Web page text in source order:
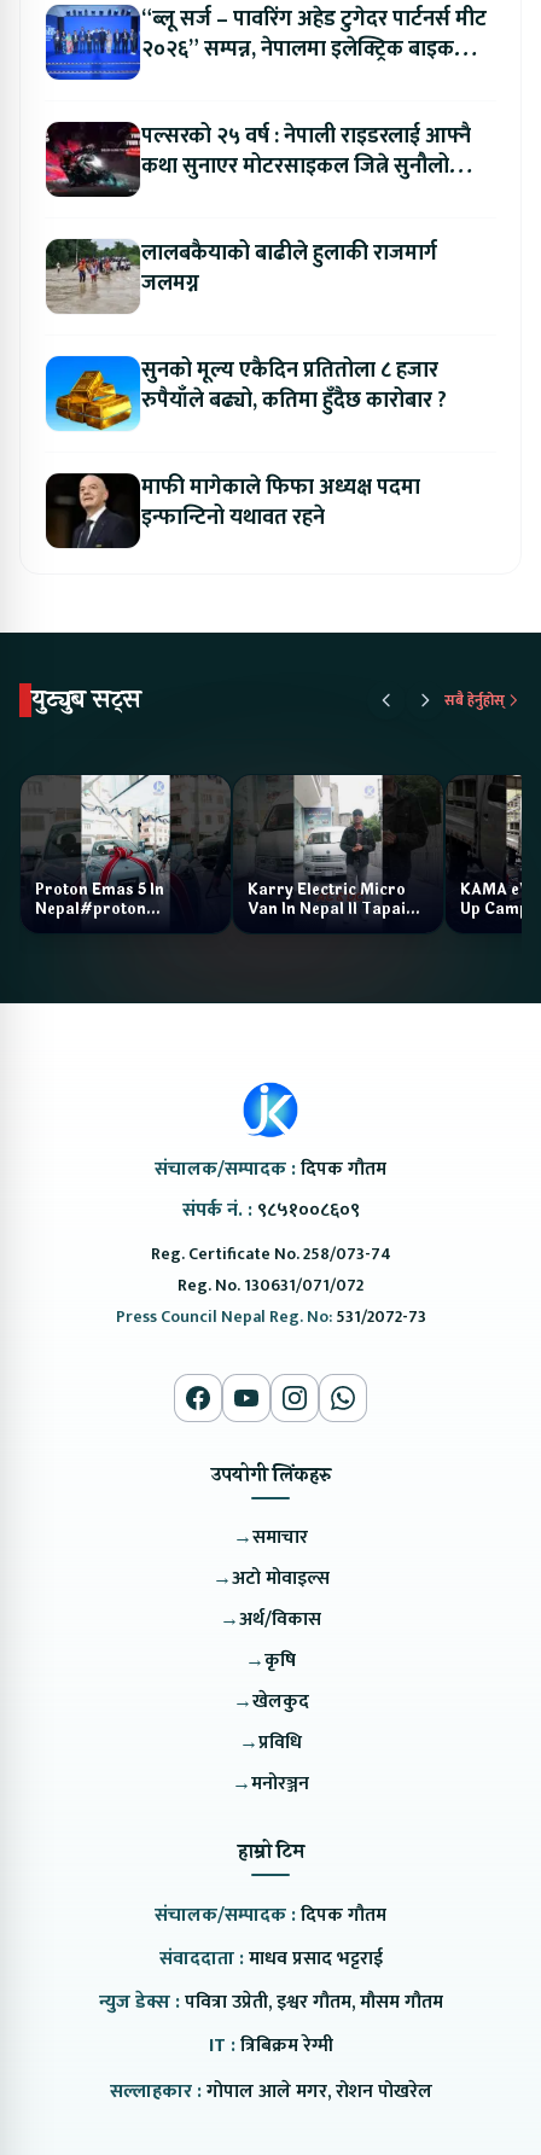
“ब्लू सर्ज – पावरिंग अहेड टुगेदर पार्टनर्स मीट
२०२६” सम्पन्न, नेपालमा इलेक्ट्रिक बाइक
पल्सरको २५ वर्ष : नेपाली राइडरलाई आफ्नै
कथा सुनाएर मोटरसाइकल जित्ने सुनौलो
लालबकैयाको बाढीले हुलाकी राजमार्ग
जलमग्न
सुनको मूल्य एकैदिन प्रतितोला ८ हजार
रुपैयाँले बढ्यो, कतिमा हुँदैछ कारोबार ?
माफी मागेकाले फिफा अध्यक्ष पदमा
इन्फान्टिनो यथावत रहने
युट्युब सट्स सबै हेर्नुहोस्
Proton Emas 5 In
Nepal#proton
#protonemas5#protonnepal#evcarnepal
Karry Electric Micro
Van In Nepal II Tapaiko
Bazar II Jankari
KAMA eV
Up Camp
संचालक/सम्पादक :दिपक गौतम
संपर्क नं. : ९८५१००८६०९
Reg. Certificate No. 258/073-74
Reg. No. 130631/071/072
Press Council Nepal Reg. No:531/2072-73
उपयोगी लिंकहरु
→समाचार
→अटो मोवाइल्स
→अर्थ/विकास
→कृषि
→खेलकुद
→प्रविधि
→मनोरञ्जन
हाम्रो टिम
संचालक/सम्पादक :दिपक गौतम
संवाददाता :माधव प्रसाद भट्टराई
न्युज डेक्स :पवित्रा उप्रेती, इश्वर गौतम, मौसम गौतम
IT :त्रिबिक्रम रेग्मी
सल्लाहकार :गोपाल आले मगर, रोशन पोखरेल